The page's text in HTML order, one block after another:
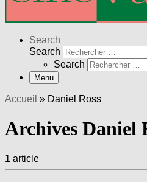
Search
Search
Search
Menu
Accueil » Daniel Ross
Archives Daniel
1 article